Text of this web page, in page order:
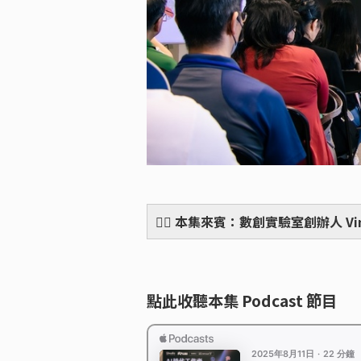
🙋‍♀️ 本集來賓：數創實驗室創辦人
點此收聽本集 Podcast 節目